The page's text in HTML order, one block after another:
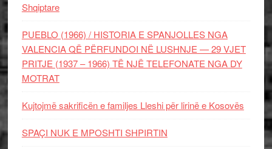
Shqiptare
PUEBLO (1966) / HISTORIA E SPANJOLLES NGA
VALENCIA QË PËRFUNDOI NË LUSHNJE — 29 VJET
PRITJE (1937 – 1966) TË NJË TELEFONATE NGA DY
MOTRAT
Kujtojmë sakrificën e familjes Lleshi për lirinë e Kosovës
SPAÇI NUK E MPOSHTI SHPIRTIN